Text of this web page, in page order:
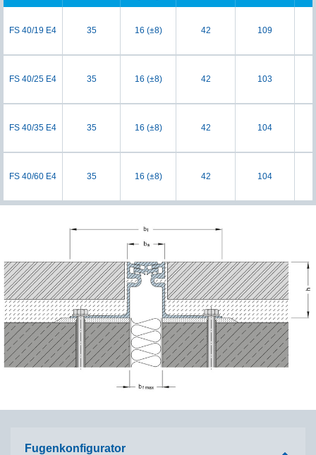
FS 40/19 E4 35 16 (±8) 42 109
FS 40/25 E4 35 16 (±8) 42 103
FS 40/35 E4 35 16 (±8) 42 104
FS 40/60 E4 35 16 (±8) 42 104
Fugenkonfigurator